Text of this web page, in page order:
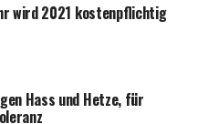
wird 2021 kostenpflichtig
Hass und Het­ze, für